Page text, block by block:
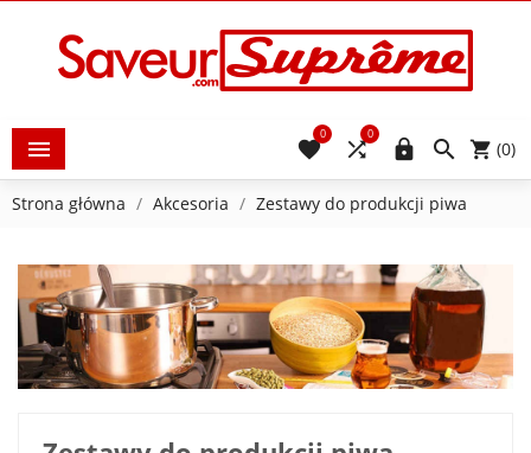
  (0)


0

0
Strona główna Akcesoria Zestawy do produkcji piwa